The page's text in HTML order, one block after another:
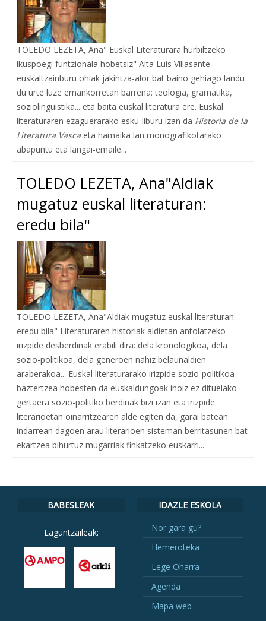
TOLEDO LEZETA, Ana" Euskal Literaturara hurbiltzeko
ikuspoegi funtzionala hobetsiz" Aita Luis Villasante
euskaltzainburu ohiak jakintza-alor bat baino gehiago landu
du urte luze emankorretan barrena: teologia, gramatika,
soziolinguistika... eta baita euskal literatura ere. Euskal
literaturaren ezaguerarako esku-liburu izan da Historia de la
Literatura Vasca eta hamaika lan monografikotarako
abapuntu eta langai-emaile...
TOLEDO LEZETA, Ana"Aldiak
mugatuz euskal literaturan:
eredu bila"
TOLEDO LEZETA, Ana"Aldiak mugatuz euskal literaturan:
eredu bila" Literaturaren historiak aldietan antolatzeko
irizpide desberdinak erabili dira: dela kronologikoa, dela
sozio-politikoa, dela generoen nahiz belaunaldien
araberakoa... Euskal literaturarako irizpide sozio-politikoa
baztertzea hobesten da euskaldungoak inoiz ez dituelako
gertaera sozio-politiko berdinak bizi izan eta irizpide
literarioetan oinarritzearen alde egiten da, garai batean
indarrean dagoen arau literarioen sisteman berritasunen bat
ekartzea bihurtuz mugarriak finkatzeko euskarri...
BABESLEAK
Laguntzaileak:
IDAZLE ESKOLA
Nor gara gu?
Hemeroteka
Lege Oharra
Agenda
Mapa web